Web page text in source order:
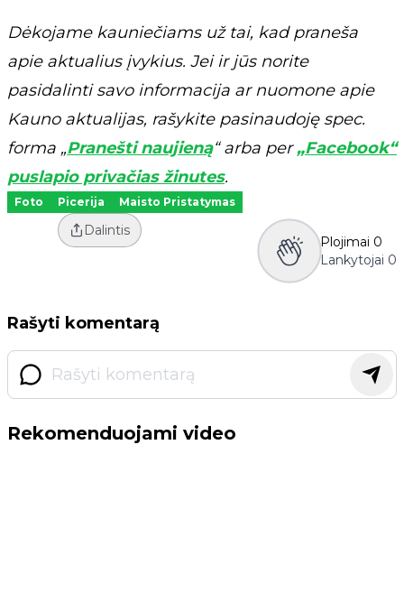
Dėkojame kauniečiams už tai, kad praneša
apie aktualius įvykius. Jei ir jūs norite
pasidalinti savo informacija ar nuomone apie
Kauno aktualijas, rašykite pasinaudoję spec.
forma „Pranešti naujieną“ arba per„Facebook“
puslapio privačias žinutes.
Foto Picerija Maisto Pristatymas
Dalintis
Plojimai 0
Lankytojai 0
Rašyti komentarą
Rekomenduojami video